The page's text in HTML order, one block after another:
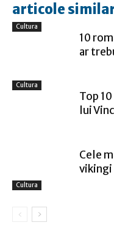
articole
Cultura
10
ar
Cultura
Top
lui
Cultura
Cele
vikingi